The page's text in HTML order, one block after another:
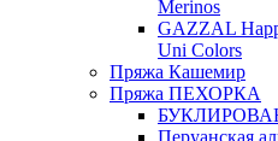
Merinos
GAZZAL
Uni Colors
Пряжа Кашемир
Пряжа ПЕХОРКА
Перуанская